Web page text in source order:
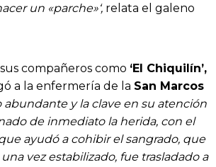
un «parche»‘, relata el galeno
compañeros como ‘El Chiquilín’,
a la enfermería de la San Marcos
abundante y la clave en su atención
de inmediato la herida, con el
ayudó a cohibir el sangrado, que
vez estabilizado, fue trasladado a